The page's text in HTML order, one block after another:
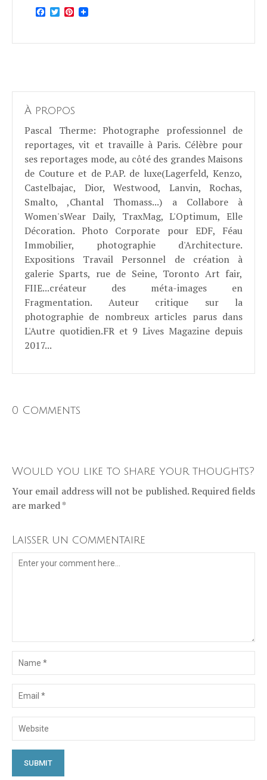
Facebook
TwitterPinterest
À propos
Pascal Therme: Photographe professionnel de
reportages, vit et travaille à Paris. Célèbre pour
ses reportages mode, au côté des grandes Maisons
de Couture et de P.AP. de luxe(Lagerfeld, Kenzo,
Castelbajac, Dior, Westwood, Lanvin, Rochas,
Smalto, ,Chantal Thomass...) a Collabore à
Women'sWear Daily, TraxMag, L'Optimum, Elle
Décoration. Photo Corporate pour EDF, Féau
Immobilier, photographie d'Architecture.
Expositions Travail Personnel de création à
galerie Sparts, rue de Seine, Toronto Art fair,
FIIE...créateur des méta-images en
Fragmentation. Auteur critique sur la
photographie de nombreux articles parus dans
L'Autre quotidien.FR et 9 Lives Magazine depuis
2017...
0 Comments
Would you like to share your thoughts?
Your email address will not be published. Required fields
are marked *
Laisser un commentaire